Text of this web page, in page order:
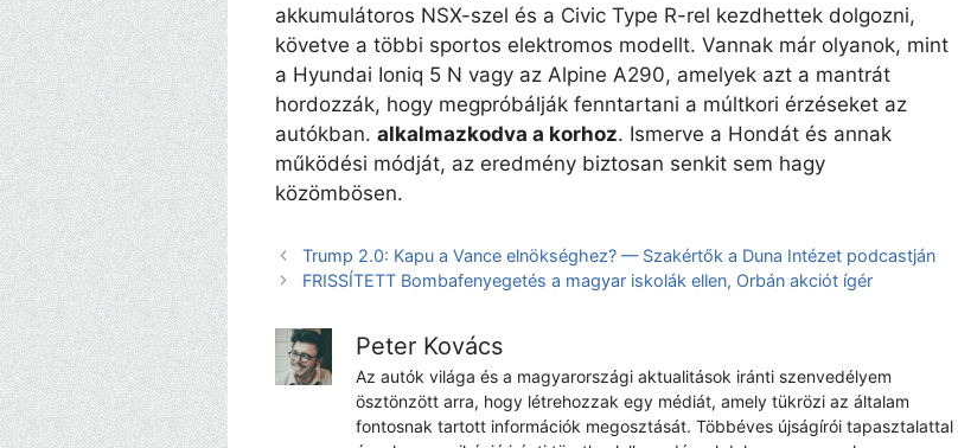
akkumulátoros NSX-szel és a Civic Type R-rel kezdhettek dolgozni,
követve a többi sportos elektromos modellt. Vannak már olyanok, mint
a Hyundai Ioniq 5 N vagy az Alpine A290, amelyek azt a mantrát
hordozzák, hogy megpróbálják fenntartani a múltkori érzéseket az
autókban. alkalmazkodva a korhoz. Ismerve a Hondát és annak
működési módját, az eredmény biztosan senkit sem hagy
közömbösen.
Trump 2.0: Kapu a Vance elnökséghez? — Szakértők a Duna Intézet podcastján
FRISSÍTETT Bombafenyegetés a magyar iskolák ellen, Orbán akciót ígér
Peter Kovács
Az autók világa és a magyarországi aktualitások iránti szenvedélyem
ösztönzött arra, hogy létrehozzak egy médiát, amely tükrözi az általam
fontosnak tartott információk megosztását. Többéves újságírói tapasztalattal